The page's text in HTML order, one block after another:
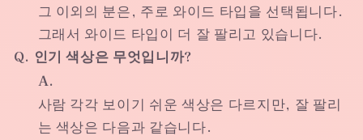
그 이외의 분은, 주로 와이드 타입을 선택됩니다.
그래서 와이드 타입이 더 잘 팔리고 있습니다.
Q. 인기 색상은 무엇입니까?
A.
사람 각각 보이기 쉬운 색상은 다르지만, 잘 팔리
는 색상은 다음과 같습니다.